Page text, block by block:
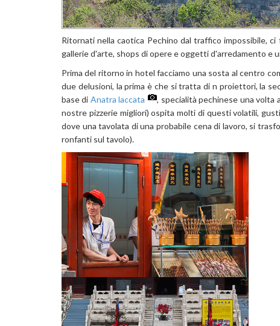
Ritornati nella caotica Pechino dal traffico impossibile,
gallerie d'arte, shops di opere e oggetti d'arredamento e
Prima del ritorno in hotel facciamo una sosta al centro
due delusioni, la prima è che si tratta di n proiettori, la
base di Anatra laccata
, specialità pechinese una volta
nostre pizzerie migliori) ospita molti di questi volatili,
dove una tavolata di una probabile cena di lavoro, si
ronfanti sul tavolo).